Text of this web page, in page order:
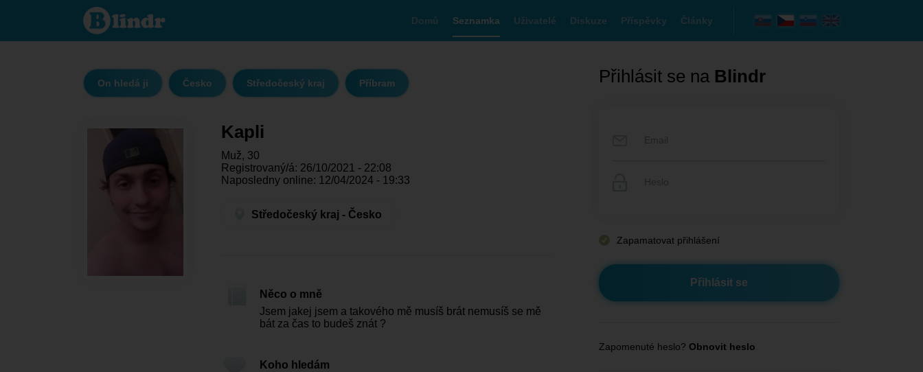
Kapli - On
hledá ji
Středočeský
Domů Seznamka Uživatelé Diskuze Příspěvky Články
On hledá ji Česko Středočeský kraj Příbram
Kapli
Muž, 30
Registrovaný/á: 26/10/2021 - 22:08
Naposledny online: 12/04/2024 - 19:33
Středočeský kraj - Česko
Něco o mně
Jsem jakej jsem a takového mě musíš brát nemusíš se mě
bát za čas to budeš znát ?
Koho hledám
Přihlásit se na Blindr
Zapamatovat přihlášení
Zapomenuté heslo? Obnovit heslo